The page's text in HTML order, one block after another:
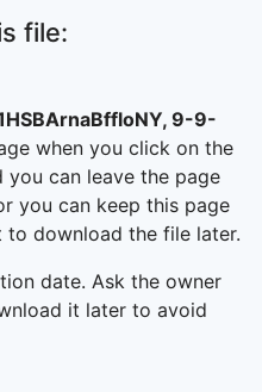
file:
9-9-
when you click on the
can leave the page
you can keep this page
download the file later.
date. Ask the owner
it later to avoid